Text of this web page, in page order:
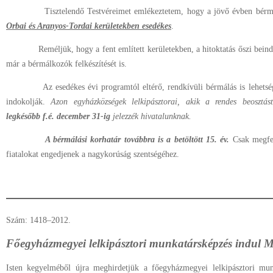
Tisztelendő Testvéreimet emlékeztetem, hogy a jövő évben
Orbai és Aranyos-Tordai kerületekben esedékes.
Reméljük, hogy a fent említett kerületekben, a hitoktatás őszi
már a bérmálkozók felkészítését is.
Az esedékes évi programtól eltérő, rendkívüli bérmálás is
indokolják.Azon egyházközségek lelkipásztorai, akik a rendes
legkésőbb f.é. december 31-ig jelezzék hivatalunknak.
A bérmálási korhatár továbbra is a betöltött 15. év. Csak
fiatalokat engedjenek a nagykorúság szentségéhez.
Szám: 1418–2012.
Főegyházmegyei lelkipásztori munkatársképzés indul
Isten kegyelméből újra meghirdetjük a főegyházmegyei lelkipásztori